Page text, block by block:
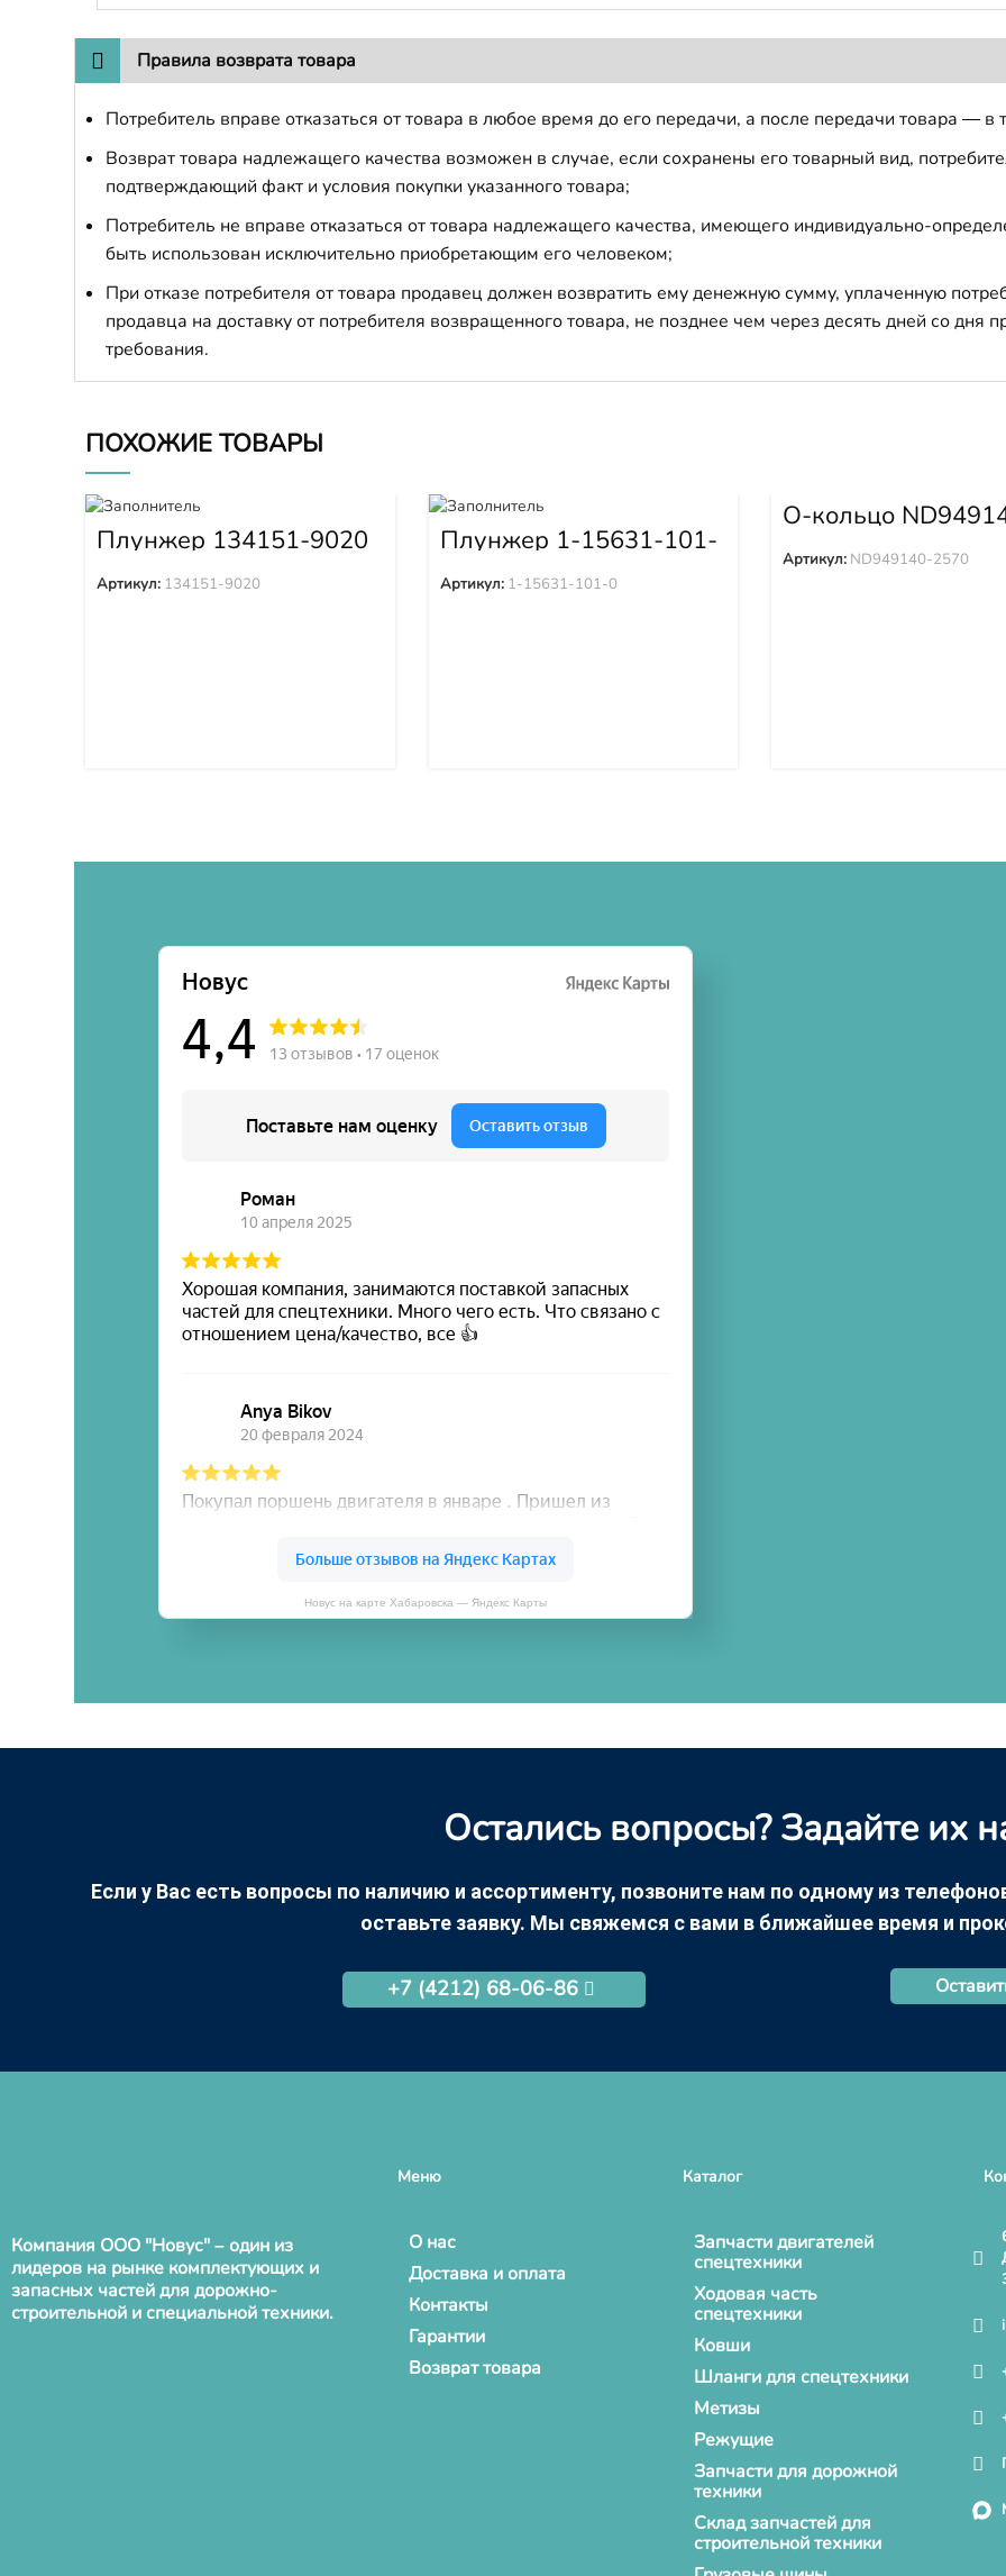
Правила возврата товара
Потребитель вправе отказаться от товара в любое время до его передачи, а после передачи товара — в
Возврат товара надлежащего качества возможен в случае, если сохранены его товарный вид,
подтверждающий факт и условия покупки указанного товара;
Потребитель не вправе отказаться от товара надлежащего качества, имеющего индивидуально-
быть использован исключительно приобретающим его человеком;
При отказе потребителя от товара продавец должен возвратить ему денежную сумму, уплаченную
продавца на доставку от потребителя возвращенного товара, не позднее чем через десять дней со дня
требования.
ПОХОЖИЕ ТОВАРЫ
Плунжер 134151-9020
Артикул: 134151-9020
Плунжер 1-15631-101-
Артикул: 1-15631-101-0
О-кольцо
2570
Артикул: ND949140-2570
Новус на карте Хабаровска — Яндекс Карты
Остались вопросы? Задайте их
Если у Вас есть вопросы по наличию и ассортименту, позвоните нам по одному из
оставьте заявку. Мы свяжемся с вами в ближайшее время и
+7 (4212) 68-06-86
Компания ООО "Новус" – один из
лидеров на рынке комплектующих и
запасных частей для дорожно-
строительной и специальной техники.
Меню
О нас
Доставка и оплата
Контакты
Гарантии
Возврат товара
Каталог
Запчасти двигателей
спецтехники
Ходовая часть
спецтехники
Ковши
Шланги для спецтехники
Метизы
Режущие
Запчасти для дорожной
техники
Склад запчастей для
строительной техники